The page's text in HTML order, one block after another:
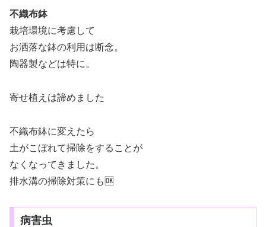
不織布鉢
栽培環境に考慮して
お洒落な鉢の利用は断念。
陶器製などは特に。
寄せ植えは諦めました
不織布鉢に変えたら
土がこぼれて掃除をすることが
なくなってきました。
排水溝の掃除対策にも🆗
病害虫